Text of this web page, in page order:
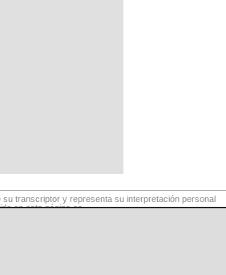
su transcriptor y representa su interpretación personal
en esta página es